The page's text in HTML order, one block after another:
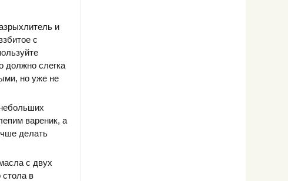
и
с
должно слегка
но уже не
вареник, а
делать
с двух
в